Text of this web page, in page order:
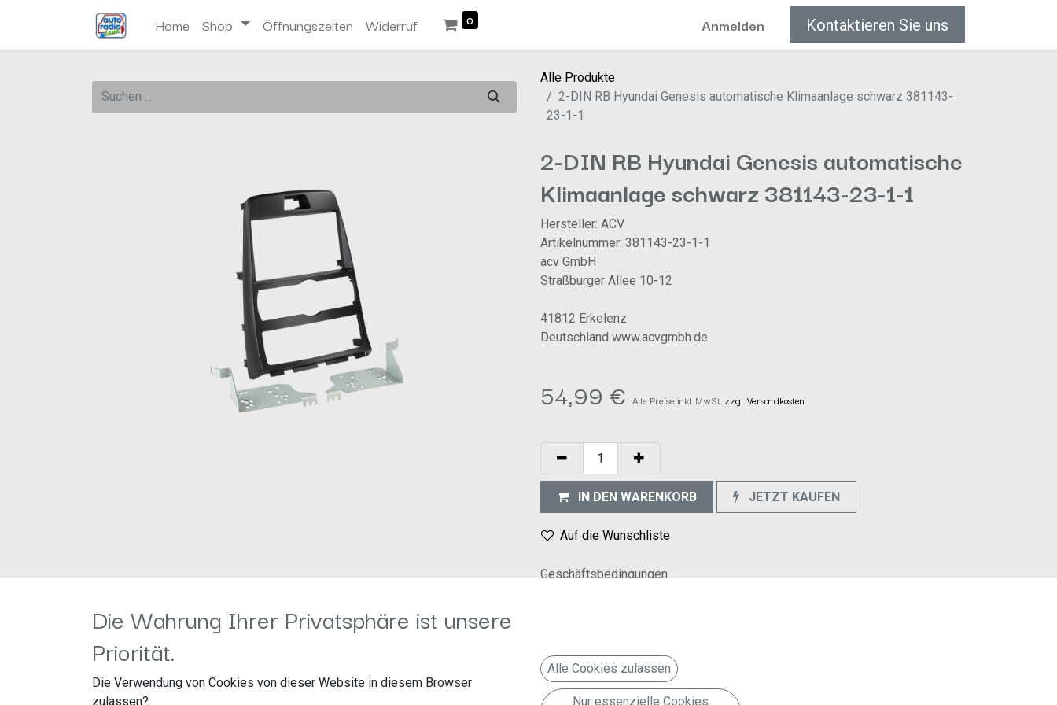
Home Shop Öffnungszeiten Widerruf 0 Anmelden Kontaktieren Sie uns
Alle Produkte
2-DIN RB Hyundai Genesis automatische Klimaanlage schwarz 381143-
23-1-1
2-DIN RB Hyundai Genesis automatische
Klimaanlage schwarz 381143-23-1-1
Hersteller: ACV
Artikelnummer: 381143-23-1-1
acv GmbH
Straßburger Allee 10-12
41812 Erkelenz
Deutschland www.acvgmbh.de
54,99 € Alle Preise inkl. MwSt. zzgl. Versandkosten
IN DEN WARENKORB JETZT KAUFEN
Auf die Wunschliste
Geschäftsbedingungen
Die Wahrung Ihrer Privatsphäre ist unsere
Priorität.
Die Verwendung von Cookies von dieser Website in diesem Browser
zulassen?
Alle Cookies zulassen
Nur essenzielle Cookies